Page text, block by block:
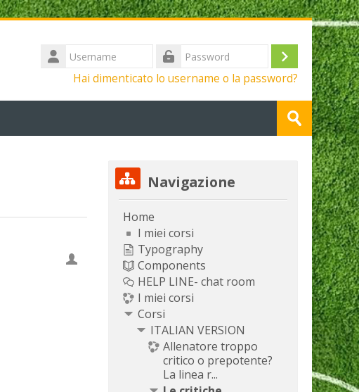
Username
Password
Login
Hai dimenticato lo username o la password?
Invia
Salta Navigazione
Navigazione
Home
I miei corsi
Typography
Components
HELP LINE- chat room
I miei corsi
Corsi
ITALIAN VERSION
Allenatore troppo
critico o prepotente?
La linea r...